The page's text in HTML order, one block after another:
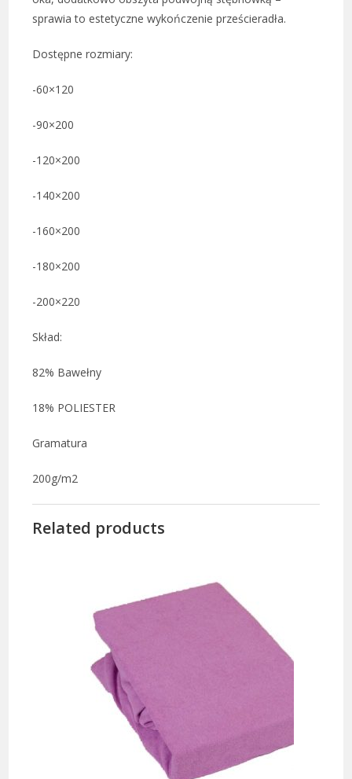
sprawia to estetyczne wykończenie prześcieradła.
Dostępne rozmiary:
-60×120
-90×200
-120×200
-140×200
-160×200
-180×200
-200×220
Skład:
82% Bawełny
18% POLIESTER
Gramatura
200g/m2
Related products